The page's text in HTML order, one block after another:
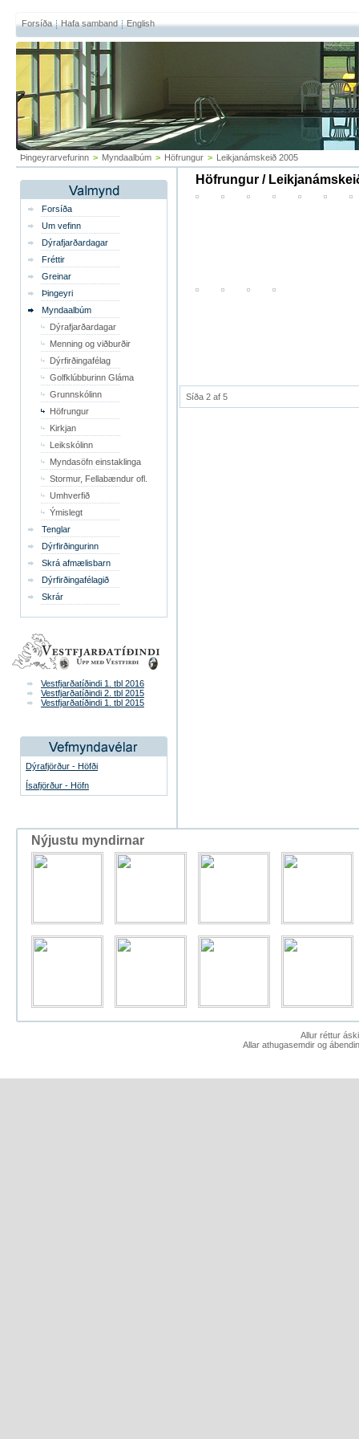
Forsíða Hafa samband English
Þingeyrarvefurinn > Myndaalbúm > Höfrungur > Leikjanámskeið 2005
Forsíða
Um vefinn
Dýrafjarðardagar
Fréttir
Greinar
Þingeyri
Myndaalbúm
Dýrafjarðardagar
Menning og viðburðir
Dýrfirðingafélag
Golfklúbburinn Gláma
Grunnskólinn
Höfrungur
Kirkjan
Leikskólinn
Myndasöfn einstaklinga
Stormur, Fellabændur ofl.
Umhverfið
Ýmislegt
Tenglar
Dýrfirðingurinn
Skrá afmælisbarn
Dýrfirðingafélagið
Skrár
Vestfjarðatíðindi 1. tbl 2016
Vestfjarðatíðindi 2. tbl 2015
Vestfjarðatíðindi 1. tbl 2015
Dýrafjörður - Höfði
Ísafjörður - Höfn
Höfrungur /
Síða 2 af 5
Nýjustu myndirnar
Allur réttur
Allar athugasemdir og